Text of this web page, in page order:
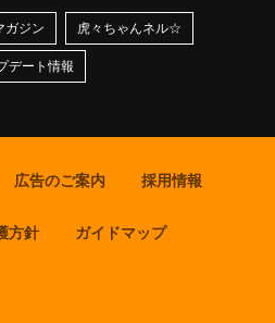
ガジン 虎々ちゃんネル☆
デート情報
広告のご案内 採用情報
方針 ガイドマップ